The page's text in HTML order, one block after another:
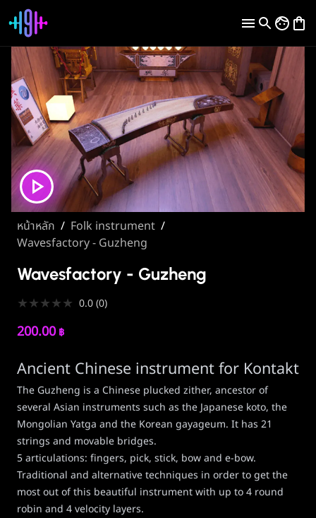
หน้าหลัก / Folk instrument /
Wavesfactory - Guzheng
Wavesfactory - Guzheng
★★★★★ 0.0(0)
200.00 ฿
Ancient Chinese instrument for Kontakt
The Guzheng is a Chinese plucked zither, ancestor of
several Asian instruments such as the Japanese koto, the
Mongolian Yatga and the Korean gayageum. It has 21
strings and movable bridges.
5 articulations: fingers, pick, stick, bow and e-bow.
Traditional and alternative techniques in order to get the
most out of this beautiful instrument with up to 4 round
robin and 4 velocity layers.